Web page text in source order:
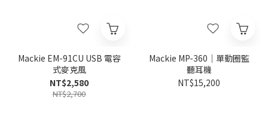
Mackie EM-91CU USB 電容
式麥克風
NT$2,580
NT$2,700
Mackie MP-360｜單動圈監
聽耳機
NT$15,200